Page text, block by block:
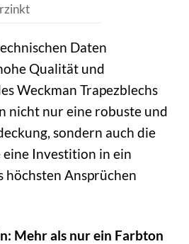
Daten
Qualität und
Weckman Trapezblechs
nicht nur eine robuste und
sondern auch die
eine Investition in ein
höchsten Ansprüchen
Mehr als nur ein Farbton